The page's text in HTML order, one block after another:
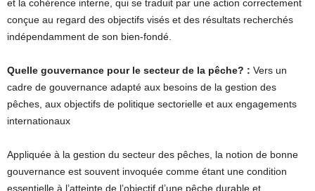
et la cohérence interne, qui se traduit par une action correctement
conçue au regard des objectifs visés et des résultats recherchés
indépendamment de son bien-fondé.
Quelle gouvernance pour le secteur de la pêche? : Vers un
cadre de gouvernance adapté aux besoins de la gestion des
pêches, aux objectifs de politique sectorielle et aux engagements
internationaux
Appliquée à la gestion du secteur des pêches, la notion de bonne
gouvernance est souvent invoquée comme étant une condition
essentielle à l’atteinte de l’objectif d’une pêche durable et